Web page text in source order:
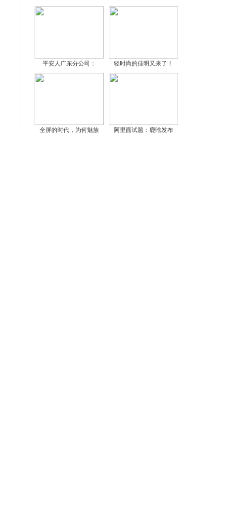
平安人广东分公司： 轻时尚的佳明又来了！
全屏的时代，为何魅族 阿里面试题：鹿晗发布